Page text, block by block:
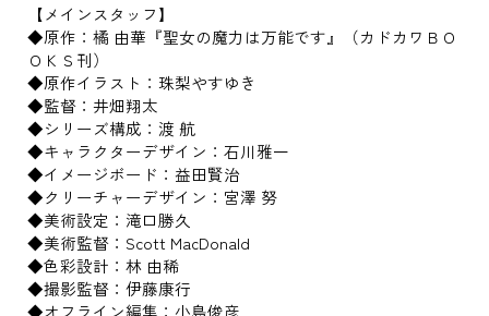
【メインスタッフ】
◆原作：橘 由華『聖女の魔力は万能です』（カドカワＢＯ
ＯＫＳ刊）
◆原作イラスト：珠梨やすゆき
◆監督：井畑翔太
◆シリーズ構成：渡 航
◆キャラクターデザイン：石川雅一
◆イメージボード：益田賢治
◆クリーチャーデザイン：宮澤 努
◆美術設定：滝口勝久
◆美術監督：Scott MacDonald
◆色彩設計：林 由稀
◆撮影監督：伊藤康行
◆オフライン編集：小島俊彦